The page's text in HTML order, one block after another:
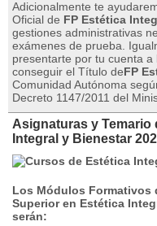
Adicionalmente te
Oficial de FP Estética
gestiones administrativas
exámenes de prueba.
presentarte por tu cuenta
conseguir el Título deFP
Comunidad Autónoma
Decreto 1147/2011 del
Asignaturas y Temario
Integral y Bienestar
Los Módulos Formativos
Superior en Estética
serán: